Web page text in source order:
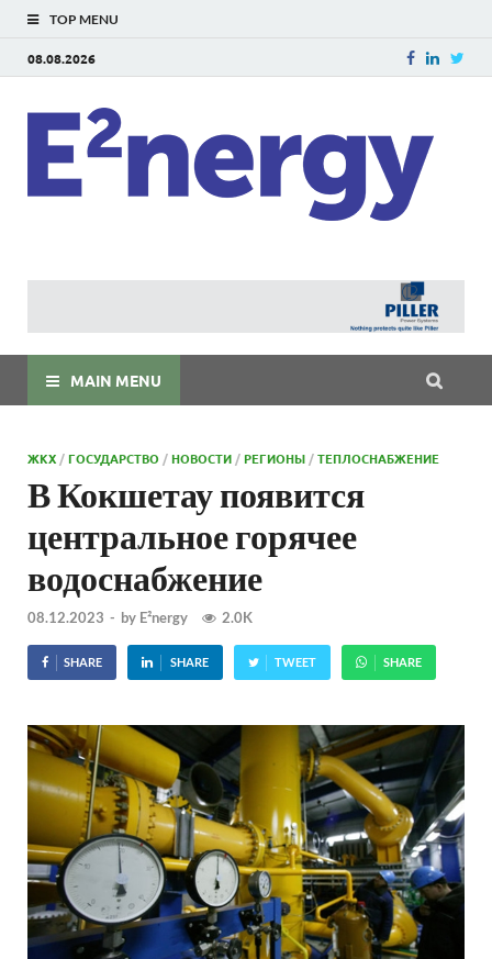
TOP MENU
08.08.2026
MAIN MENU
ЖКХ /ГОСУДАРСТВО /НОВОСТИ /РЕГИОНЫ /ТЕПЛОСНАБЖЕНИЕ
В Кокшетау появится
центральное горячее
водоснабжение
08.12.2023 - by E²nergy 2.0K
SHARE SHARE TWEET SHARE